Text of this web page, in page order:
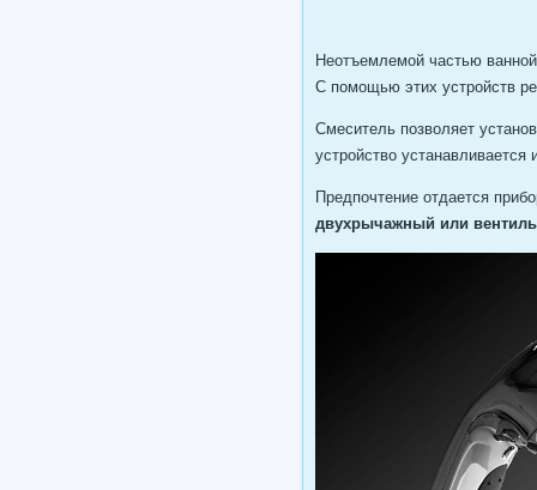
Неотъемлемой частью
С помощью этих устройств
Смеситель позволяет
устройство
Предпочтение отдается
двухрычажный или